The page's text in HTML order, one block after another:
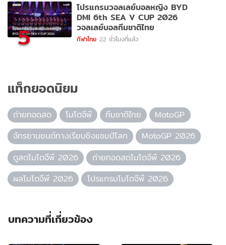
5
โปรแกรมวอลเลย์บอลหญิง BYD
DMI 6th SEA V CUP 2026
วอลเลย์บอลทีมชาติไทย
กีฬาไทย 22 ชั่วโมงที่แล้ว
แท็กยอดนิยม
ถ่ายทอดสด โมโตจีพี ทีมชาติไทย
MotoGP
จักรยานยนต์ทางเรียบชิงแชมป์โลก
MotoGP 2026
ดูสดโมโตจีพี 2026
ถ่ายทอดสดโมโตจีพี 2026
ผลโมโตจีพี 2026
โปรแกรมโมโตจีพี 2026
บทความที่เกี่ยวข้อง